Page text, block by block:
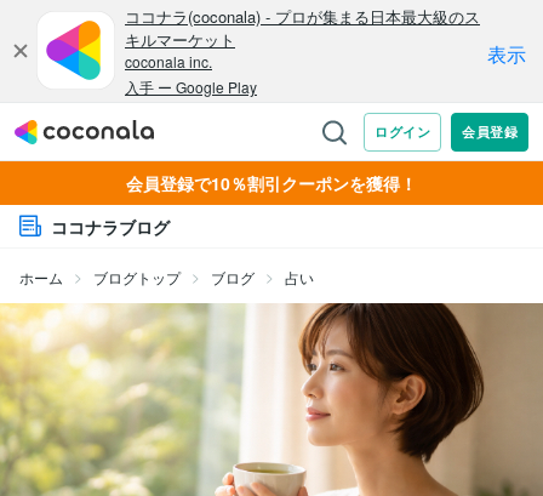
会員登録で10％割引クーポンを獲得！
ココナラブログ
ホーム ブログトップ ブログ 占い